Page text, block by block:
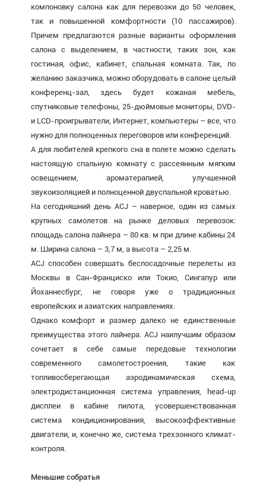
компоновку салона как для перевозки до 50 человек,
так и повышенной комфортности (10 пассажиров).
Причем предлагаются разные варианты оформления
салона с выделением, в частности, таких зон, как
гостиная, офис, кабинет, спальная комната. Так, по
желанию заказчика, можно оборудовать в салоне целый
конференц-зал, здесь будет кожаная мебель,
спутниковые телефоны, 25-дюймовые мониторы, DVD-
и LCD-проигрыватели, Интернет, компьютеры – все, что
нужно для полноценных переговоров или конференций.
А для любителей крепкого сна в полете можно сделать
настоящую спальную комнату с рассеянным мягким
освещением, ароматерапией, улучшенной
звукоизоляцией и полноценной двуспальной кроватью.
На сегодняшний день ACJ – наверное, один из самых
крупных самолетов на рынке деловых перевозок:
площадь салона лайнера – 80 кв. м при длине кабины 24
м. Ширина салона – 3,7 м, а высота – 2,25 м.
ACJ способен совершать беспосадочные перелеты из
Москвы в Сан-Франциско или Токио, Сингапур или
Йоханнесбург, не говоря уже о традиционных
европейских и азиатских направлениях.
Однако комфорт и размер далеко не единственные
преимущества этого лайнера. ACJ наилучшим образом
сочетает в себе самые передовые технологии
современного самолетостроения, такие как
топливосберегающая аэродинамическая схема,
электродистанционная система управления, head-up
дисплеи в кабине пилота, усовершенствованная
система кондиционирования, высокоэффективные
двигатели, и, конечно же, система трехзонного климат-
контроля.
Меньшие собратья